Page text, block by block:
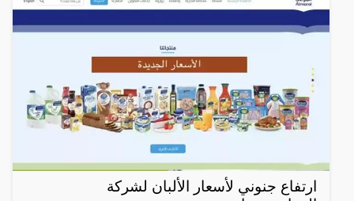
ارتفاع جنوني لأسعار الألبان لشركة